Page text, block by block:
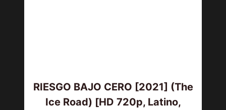
RIESGO BAJO CERO [2021] (The
Ice Road) [HD 720p, Latino,